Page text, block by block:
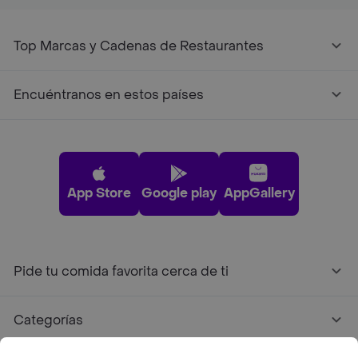
Top Marcas y Cadenas de Restaurantes
Encuéntranos en estos países
App Store Google play AppGallery
Pide tu comida favorita cerca de ti
Categorías